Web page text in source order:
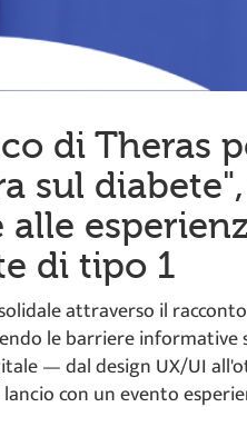
di Theras
sul
di tipo 1
attraverso il
le barriere informative
— dal design UX/UI
con un evento